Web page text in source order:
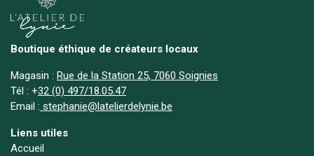
Boutique éthique de créateurs locaux
Magasin : Rue de la Station 25, 7060 Soignies
Tél : +32 (0) 497/18.05.47
Email : stephanie@latelierdelynie.be
Liens utiles
Accueil